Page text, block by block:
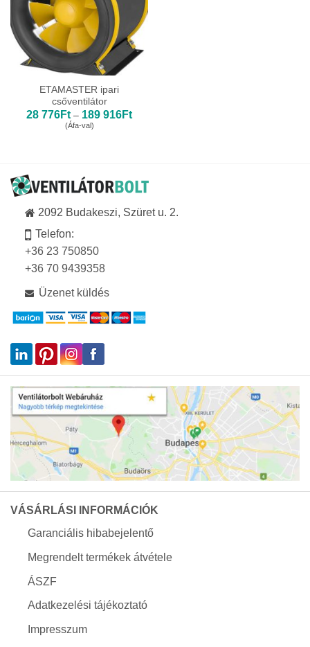
ETAMASTER ipari
csőventilátor
28 776Ft – 189 916FtÁrtartomány:
(Áfa-val)
2092 Budakeszi, Szüret u. 2.
Telefon:
+36 23 750850
+36 70 9439358
Üzenet küldés
VÁSÁRLÁSI INFORMÁCIÓK
Garanciális hibabejelentő
Megrendelt termékek átvétele
ÁSZF
Adatkezelési tájékoztató
Impresszum